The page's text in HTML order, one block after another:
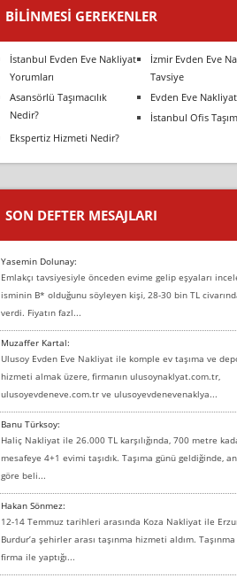
BILINMESI GEREKENLER
İstanbul Evden Eve Nakliyat
Yorumları
İzmir Evden Eve
Tavsiye
Asansörlü Taşımacılık
Nedir?
Evden Eve
İstanbul Ofis
Ekspertiz Hizmeti Nedir?
SON DEFTER MESAJLARI
Yasemin Dolunay:
Emlakçı tavsiyesiyle önceden evime gelip eşyaları
isminin B* olduğunu söyleyen kişi, 28-30 bin TL
verdi. Fiyatın fazl...
Muzaffer Kartal:
Ulusoy Evden Eve Nakliyat ile komple ev taşıma ve
hizmeti almak üzere, firmanın ulusoynaklyat.com.tr,
ulusoyevdeneve.com.tr ve ulusoyevdenevenaklya...
Banu Türksoy:
Haliç Nakliyat ile 26.000 TL karşılığında, 700 metre
mesafeye 4+1 evimi taşıdık. Taşıma günü geldiğinde,
göre beli...
Hakan Sönmez:
12-14 Temmuz tarihleri arasında Koza Nakliyat ile
Burdur’a şehirler arası taşınma hizmeti aldım.
firma ile yaptığı...